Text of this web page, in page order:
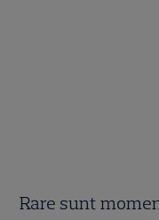
Rare sunt